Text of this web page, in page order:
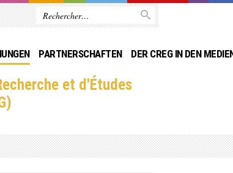
PARTNERSCHAFTEN DER CREG IN DEN
et d'Études